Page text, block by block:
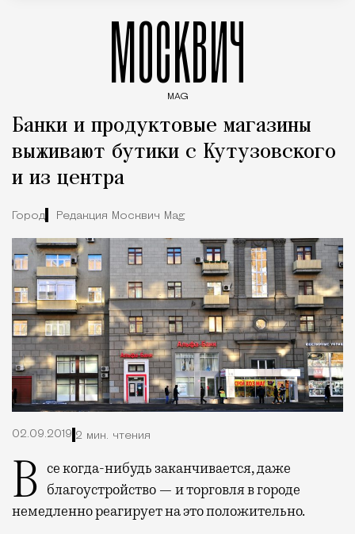
МОСКВИЧ
MAG
Банки и продуктовые магазины
выживают бутики с Кутузовского
и из центра
Город Редакция Москвич Mag
02.09.2019 2 мин. чтения
Все когда-нибудь заканчивается, даже благоустройство — и торговля в городе
немедленно реагирует на это положительно.